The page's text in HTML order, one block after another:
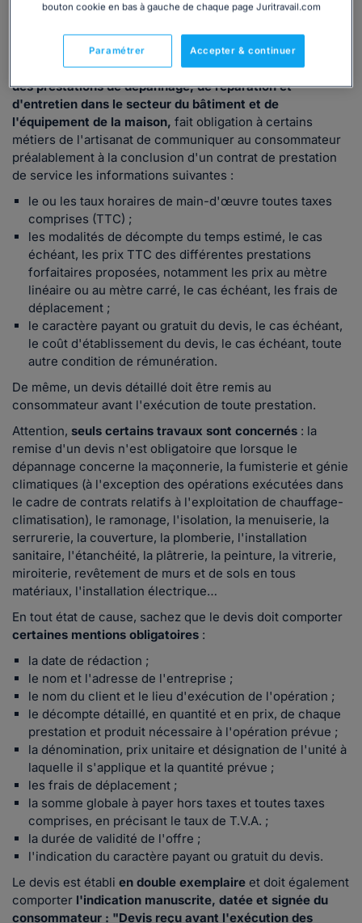
Ce quedit la loi
L'arrêté du 24 janvier 2017relatif à la publicité des prix
des prestations de dépannage, de réparation et
d'entretien dans le secteur du bâtiment et de
l'équipement de la maison, fait obligation à certains
métiers de l'artisanat de communiquer au consommateur
préalablement à la conclusion d'un contrat de prestation
de service les informations suivantes :
le ou les taux horaires de main-d'œuvre toutes taxes
comprises (TTC) ;
les modalités de décompte du temps estimé, le cas
échéant, les prix TTC des différentes prestations
forfaitaires proposées, notamment les prix au mètre
linéaire ou au mètre carré, le cas échéant, les frais de
déplacement ;
le caractère payant ou gratuit du devis, le cas échéant,
le coût d'établissement du devis, le cas échéant, toute
autre condition de rémunération.
De même, un devis détaillé doit être remis au
consommateur avant l'exécution de toute prestation.
Attention, seuls certains travaux sont concernés : la
remise d'un devis n'est obligatoire que lorsque le
dépannage concerne la maçonnerie, la fumisterie et génie
climatiques (à l'exception des opérations exécutées dans
le cadre de contrats relatifs à l'exploitation de chauffage-
climatisation), le ramonage, l'isolation, la menuiserie, la
serrurerie, la couverture, la plomberie, l'installation
sanitaire, l'étanchéité, la plâtrerie, la peinture, la vitrerie,
miroiterie, revêtement de murs et de sols en tous
matériaux, l'installation électrique…
En tout état de cause, sachez que le devis doit comporter
certaines mentions obligatoires :
la date de rédaction ;
le nom et l'adresse de l'entreprise ;
le nom du client et le lieu d'exécution de l'opération ;
le décompte détaillé, en quantité et en prix, de chaque
prestation et produit nécessaire à l'opération prévue ;
la dénomination, prix unitaire et désignation de l'unité à
laquelle il s'applique et la quantité prévue ;
les frais de déplacement ;
la somme globale à payer hors taxes et toutes taxes
comprises, en précisant le taux de T.V.A. ;
la durée de validité de l'offre ;
l'indication du caractère payant ou gratuit du devis.
Le devis est établi en double exemplaire et doit également
comporter l'indication manuscrite, datée et signée du
consommateur : "Devis reçu avant l'exécution des
bouton cookie en bas à gauche de chaque page Juritravail.com
Accepter & continuer
Paramétrer